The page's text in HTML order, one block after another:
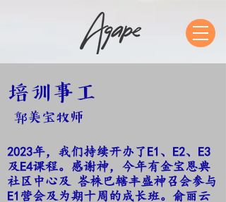
培训事工
郭美宝牧师
2023年，我们持续开办了E1、E2、E3
及E4课程。感谢神，今年有金宝恩典
社区中心及 峇株巴辖丰盛神召会参与
E1营会及为期十周的成长班。俞丽云